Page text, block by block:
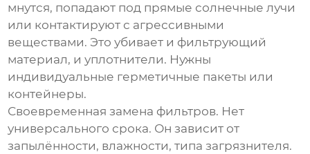
мнутся, попадают под прямые солнечные лучи
или контактируют с агрессивными
веществами. Это убивает и фильтрующий
материал, и уплотнители. Нужны
индивидуальные герметичные пакеты или
контейнеры.
Своевременная замена фильтров. Нет
универсального срока. Он зависит от
запылённости, влажности, типа загрязнителя.